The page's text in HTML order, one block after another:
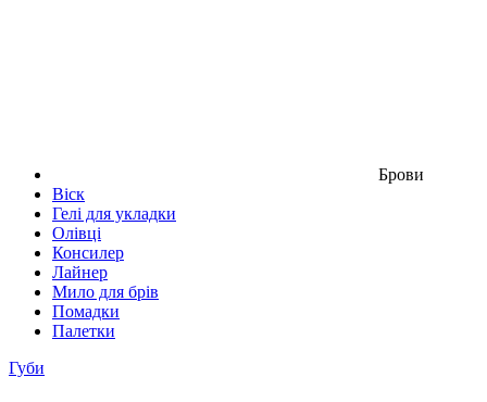
Брови
Віск
Гелі для укладки
Олівці
Консилер
Лайнер
Мило для брів
Помадки
Палетки
Губи